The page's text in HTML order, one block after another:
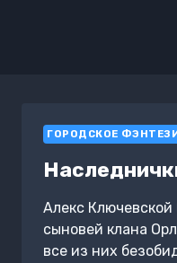
ГОРОДСКОЕ
Алекс
сыновей клана
все из них